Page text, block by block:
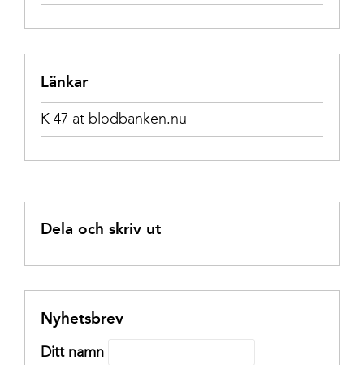
Länkar
K 47 at blodbanken.nu
Dela och skriv ut
Nyhetsbrev
Ditt namn